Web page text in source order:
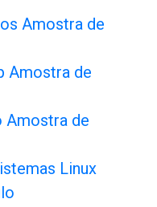
Amostra de
Amostra de
Amostra de
Linux